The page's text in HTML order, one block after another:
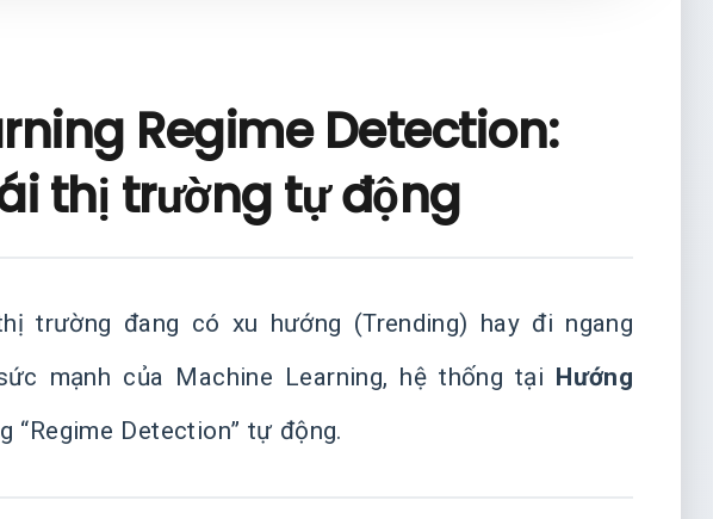
Regime Detection:
thị trường tự động
trường đang có xu hướng (Trending) hay đi ngang
mạnh của Machine Learning, hệ thống tại Hướng
“Regime Detection” tự động.